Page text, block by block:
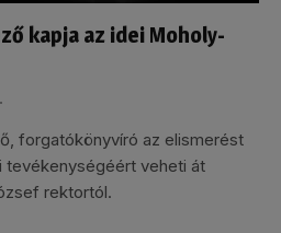
kapja az idei Moholy-
forgatókönyvíró az elismerést
tevékenységéért veheti át
rektortól.